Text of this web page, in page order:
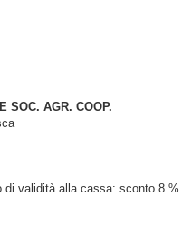
SOC. AGR. COOP.
di validità alla cassa: sconto 8 %